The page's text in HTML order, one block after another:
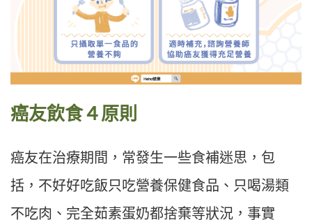
癌友飲食４原則
癌友在治療期間，常發生一些食補迷思，包
括，不好好吃飯只吃營養保健食品、只喝湯類
不吃肉、完全茹素蛋奶都捨棄等狀況，事實